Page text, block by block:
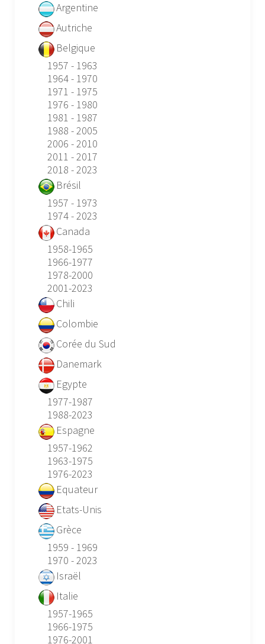
Argentine
Autriche
Belgique
1957 - 1963
1964 - 1970
1971 - 1975
1976 - 1980
1981 - 1987
1988 - 2005
2006 - 2010
2011 - 2017
2018 - 2023
Brésil
1957 - 1973
1974 - 2023
Canada
1958-1965
1966-1977
1978-2000
2001-2023
Chili
Colombie
Corée du Sud
Danemark
Egypte
1977-1987
1988-2023
Espagne
1957-1962
1963-1975
1976-2023
Equateur
Etats-Unis
Grèce
1959 - 1969
1970 - 2023
Israël
Italie
1957-1965
1966-1975
1976-2001